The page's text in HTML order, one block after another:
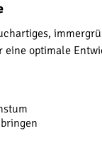
optimale